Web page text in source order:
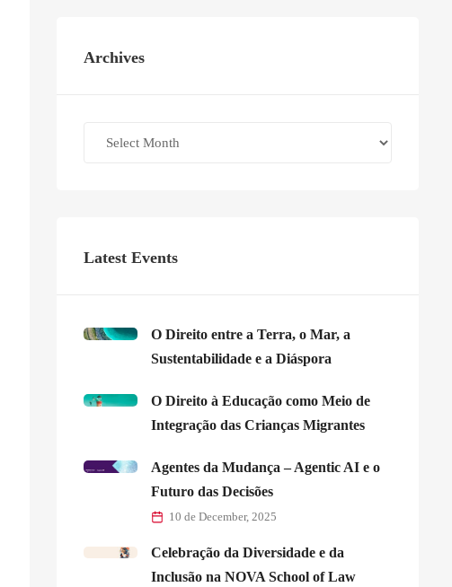
Archives
Latest Events
O Direito entre a Terra, o Mar, a
Sustentabilidade e a Diáspora
O Direito à Educação como Meio de
Integração das Crianças Migrantes
Agentes da Mudança – Agentic AI e o
Futuro das Decisões
10 de December, 2025
Celebração da Diversidade e da
Inclusão na NOVA School of Law